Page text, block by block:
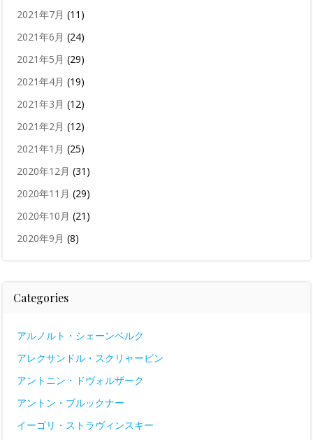
2021年7月 (11)
2021年6月 (24)
2021年5月 (29)
2021年4月 (19)
2021年3月 (12)
2021年2月 (12)
2021年1月 (25)
2020年12月 (31)
2020年11月 (29)
2020年10月 (21)
2020年9月 (8)
Categories
アルノルト・シェーンベルク
アレクサンドル・スクリャービン
アントニン・ドヴォルザーク
アントン・ブルックナー
イーゴリ・ストラヴィンスキー